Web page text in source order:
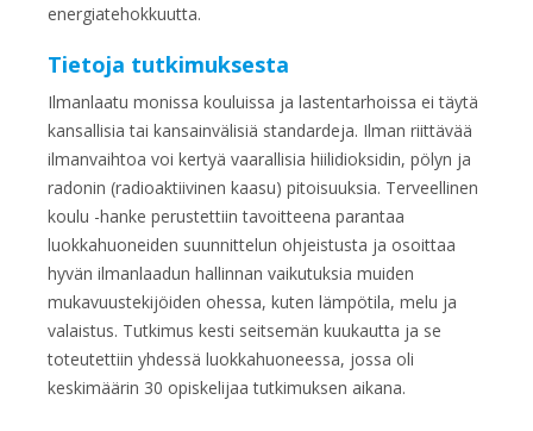
energiatehokkuutta.
Tietoja tutkimuksesta
Ilmanlaatu monissa kouluissa ja lastentarhoissa ei täytä
kansallisia tai kansainvälisiä standardeja. Ilman riittävää
ilmanvaihtoa voi kertyä vaarallisia hiilidioksidin, pölyn ja
radonin (radioaktiivinen kaasu) pitoisuuksia. Terveellinen
koulu -hanke perustettiin tavoitteena parantaa
luokkahuoneiden suunnittelun ohjeistusta ja osoittaa
hyvän ilmanlaadun hallinnan vaikutuksia muiden
mukavuustekijöiden ohessa, kuten lämpötila, melu ja
valaistus. Tutkimus kesti seitsemän kuukautta ja se
toteutettiin yhdessä luokkahuoneessa, jossa oli
keskimäärin 30 opiskelijaa tutkimuksen aikana.